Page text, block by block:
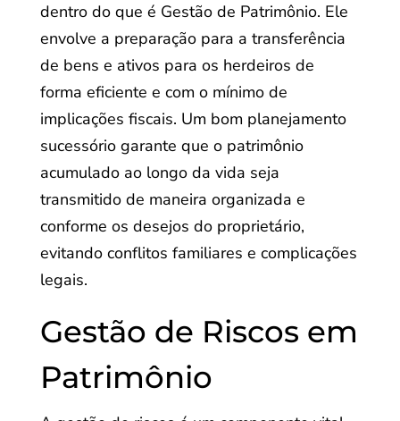
dentro do que é Gestão de Patrimônio. Ele
envolve a preparação para a transferência
de bens e ativos para os herdeiros de
forma eficiente e com o mínimo de
implicações fiscais. Um bom planejamento
sucessório garante que o patrimônio
acumulado ao longo da vida seja
transmitido de maneira organizada e
conforme os desejos do proprietário,
evitando conflitos familiares e complicações
legais.
Gestão de Riscos em
Patrimônio